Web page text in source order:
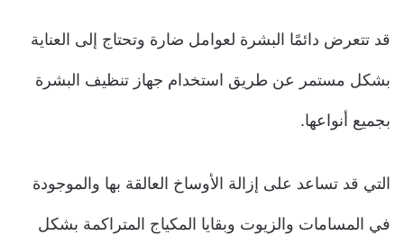
قد تتعرض دائمًا البشرة لعوامل ضارة وتحتاج إلى العناية
بشكل مستمر عن طريق استخدام جهاز تنظيف البشرة
بجميع أنواعها.
التي قد تساعد على إزالة الأوساخ العالقة بها والموجودة
في المسامات والزيوت وبقايا المكياج المتراكمة بشكل